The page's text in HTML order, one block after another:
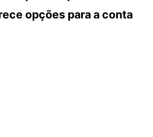
opções para a conta